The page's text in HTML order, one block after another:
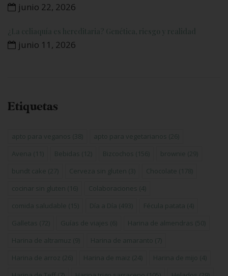
junio 22, 2026
¿La celiaquía es hereditaria? Genética, riesgo y realidad
junio 11, 2026
Etiquetas
apto para veganos (38) apto para vegetarianos (26)
Avena (11) Bebidas (12) Bizcochos (156) brownie (29)
bundt cake (27) Cerveza sin gluten (3) Chocolate (178)
cocinar sin gluten (16) Colaboraciones (4)
comida saludable (15) Día a Día (493) Fécula patata (4)
Galletas (72) Guías de viajes (6) Harina de almendras (50)
Harina de altramuz (9) Harina de amaranto (7)
Harina de arroz (26) Harina de maiz (24) Harina de mijo (4)